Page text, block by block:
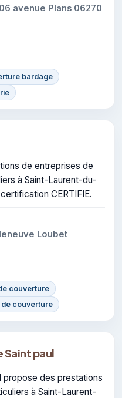
avenue Plans 06270
bardage
de entreprises de
à Saint-Laurent-du-
CERTIFIE.
Loubet
couverture
couverture
Saint paul
propose des prestations